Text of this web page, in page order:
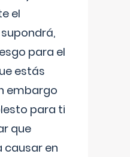
el
para el
estás
embargo
para ti
que
causar en